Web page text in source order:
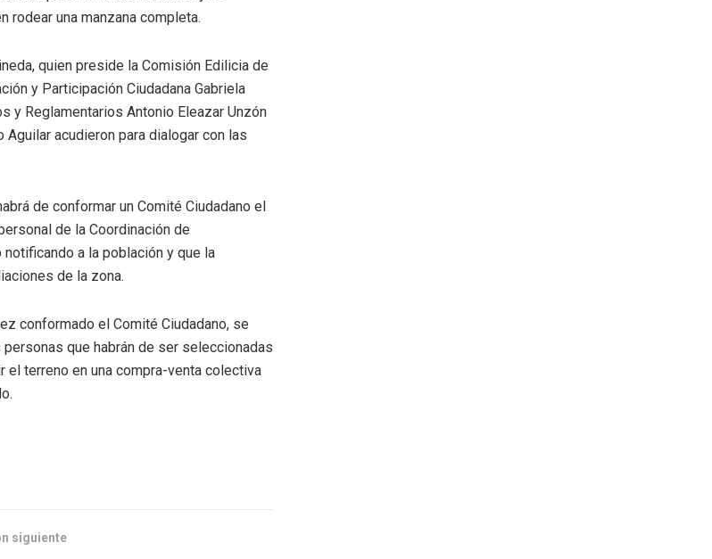
rodear una manzana completa.
quien preside la Comisión Edilicia de
y Participación Ciudadana Gabriela
y Reglamentarios Antonio Eleazar Unzón
acudieron para dialogar con las
de conformar un Comité Ciudadano el
de la Coordinación de
a la población y que la
de la zona.
conformado el Comité Ciudadano, se
que habrán de ser seleccionadas
terreno en una compra-venta colectiva
siguiente